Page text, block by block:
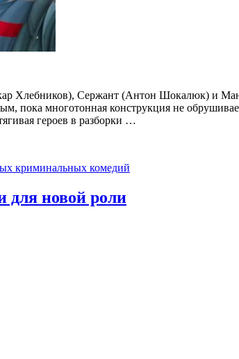
Хлебников), Сержант (Антон Шокалюк) и
многотонная конструкция не
героев в разборки …
криминальных комедий
для новой роли